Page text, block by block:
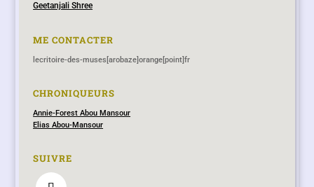
Geetanjali Shree
ME CONTACTER
lecritoire-des-muses[arobaze]orange[point]fr
CHRONIQUEURS
Annie-Forest Abou Mansour
Elias Abou-Mansour
SUIVRE